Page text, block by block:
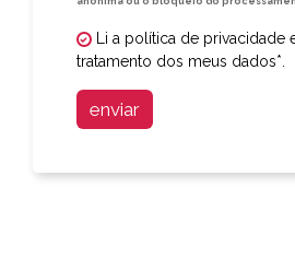
Li a política de privacidade
tratamento dos meus dados*.
enviar